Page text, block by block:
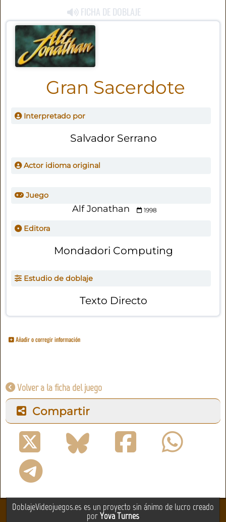
FICHA DE DOBLAJE
Gran Sacerdote
Interpretado por
Salvador Serrano
Actor idioma original
Juego
Alf Jonathan 1998
Editora
Mondadori Computing
Estudio de doblaje
Texto Directo
Añadir o corregir información
Volver a la ficha del juego
Compartir
DoblajeVideojuegos.es es un proyecto sin ánimo de lucro creado
porYova Turnes